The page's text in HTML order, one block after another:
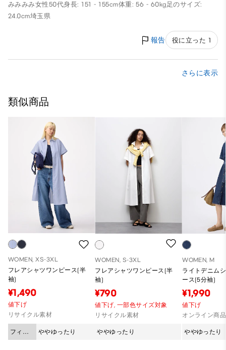
みみみみ女性50代身長: 151 - 155cm体重: 56 - 60kg足のサイズ:
24.0cm埼玉県
報告 役に立った 1
さらに表示
類似商品
WOMEN, XS-3XL
フレアシャツワンピース(半
袖)
¥1,490
値下げ
リサイクル素材
フィッ
ト
ややゆったり
WOMEN, S-3XL
フレアシャツワンピース(半
袖)
¥790
値下げ, 一部色サイズ対象
リサイクル素材
ややゆったり
WOMEN, M
ライトデニム
ース(5分袖)
¥1,990
値下げ
オンライン商品
ややゆったり